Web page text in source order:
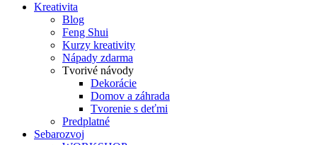
Kreativita
Blog
Feng Shui
Kurzy kreativity
Nápady zdarma
Tvorivé návody
Dekorácie
Domov a záhrada
Tvorenie s deťmi
Predplatné
Sebarozvoj